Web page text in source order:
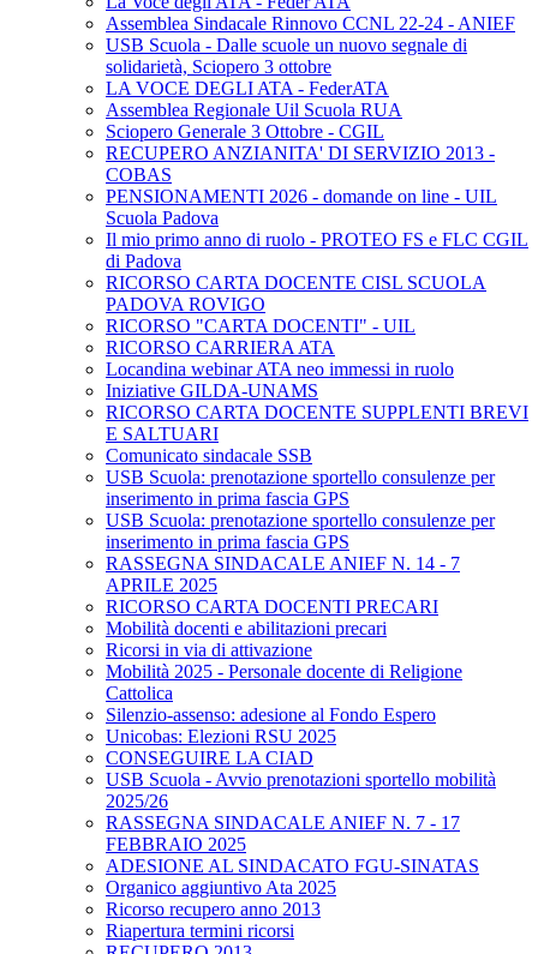
Assemblea Sindacale Rinnovo CCNL 22-24 - ANIEF
USB Scuola - Dalle scuole un nuovo segnale di
solidarietà, Sciopero 3 ottobre
LA VOCE DEGLI ATA - FederATA
Assemblea Regionale Uil Scuola RUA
Sciopero Generale 3 Ottobre - CGIL
RECUPERO ANZIANITA' DI SERVIZIO 2013 -
COBAS
PENSIONAMENTI 2026 - domande on line - UIL
Scuola Padova
Il mio primo anno di ruolo - PROTEO FS e FLC CGIL
di Padova
RICORSO CARTA DOCENTE CISL SCUOLA
PADOVA ROVIGO
RICORSO "CARTA DOCENTI" - UIL
RICORSO CARRIERA ATA
Locandina webinar ATA neo immessi in ruolo
Iniziative GILDA-UNAMS
RICORSO CARTA DOCENTE SUPPLENTI BREVI
E SALTUARI
Comunicato sindacale SSB
USB Scuola: prenotazione sportello consulenze per
inserimento in prima fascia GPS
USB Scuola: prenotazione sportello consulenze per
inserimento in prima fascia GPS
RASSEGNA SINDACALE ANIEF N. 14 - 7
APRILE 2025
RICORSO CARTA DOCENTI PRECARI
Mobilità docenti e abilitazioni precari
Ricorsi in via di attivazione
Mobilità 2025 - Personale docente di Religione
Cattolica
Silenzio-assenso: adesione al Fondo Espero
Unicobas: Elezioni RSU 2025
CONSEGUIRE LA CIAD
USB Scuola - Avvio prenotazioni sportello mobilità
2025/26
RASSEGNA SINDACALE ANIEF N. 7 - 17
FEBBRAIO 2025
ADESIONE AL SINDACATO FGU-SINATAS
Organico aggiuntivo Ata 2025
Ricorso recupero anno 2013
Riapertura termini ricorsi